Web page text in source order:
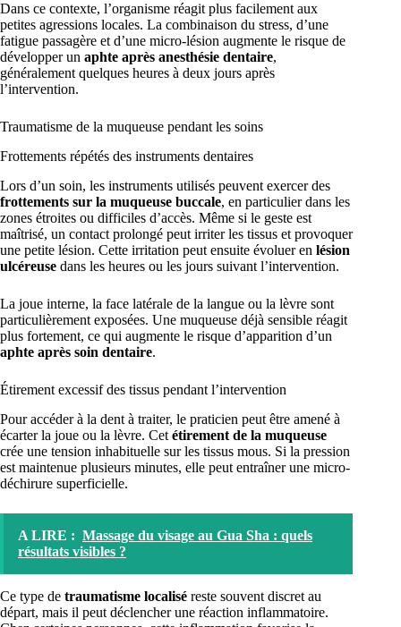
Dans ce contexte, l’organisme réagit plus facilement aux
petites agressions locales. La combinaison du stress, d’une
fatigue passagère et d’une micro-lésion augmente le risque de
développer un aphte après anesthésie dentaire,
généralement quelques heures à deux jours après
l’intervention.
Traumatisme de la muqueuse pendant les soins
Frottements répétés des instruments dentaires
Lors d’un soin, les instruments utilisés peuvent exercer des
frottements sur la muqueuse buccale, en particulier dans les
zones étroites ou difficiles d’accès. Même si le geste est
maîtrisé, un contact prolongé peut irriter les tissus et provoquer
une petite lésion. Cette irritation peut ensuite évoluer en lésion
ulcéreuse dans les heures ou les jours suivant l’intervention.
La joue interne, la face latérale de la langue ou la lèvre sont
particulièrement exposées. Une muqueuse déjà sensible réagit
plus fortement, ce qui augmente le risque d’apparition d’un
aphte après soin dentaire.
Étirement excessif des tissus pendant l’intervention
Pour accéder à la dent à traiter, le praticien peut être amené à
écarter la joue ou la lèvre. Cet étirement de la muqueuse
crée une tension inhabituelle sur les tissus mous. Si la pression
est maintenue plusieurs minutes, elle peut entraîner une micro-
déchirure superficielle.
A LIRE : Massage du visage au Gua Sha : quels
résultats visibles ?
Ce type de traumatisme localisé reste souvent discret au
départ, mais il peut déclencher une réaction inflammatoire.